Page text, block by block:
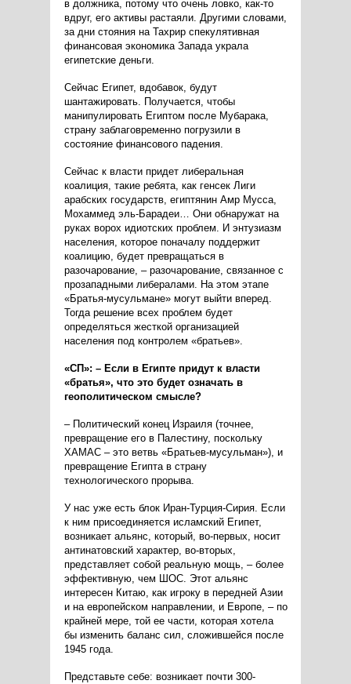
в должника, потому что очень ловко, как-то
вдруг, его активы растаяли. Другими словами,
за дни стояния на Тахрир спекулятивная
финансовая экономика Запада украла
египетские деньги.
Сейчас Египет, вдобавок, будут
шантажировать. Получается, чтобы
манипулировать Египтом после Мубарака,
страну заблаговременно погрузили в
состояние финансового падения.
Сейчас к власти придет либеральная
коалиция, такие ребята, как генсек Лиги
арабских государств, египтянин Амр Мусса,
Мохаммед эль-Барадеи… Они обнаружат на
руках ворох идиотских проблем. И энтузиазм
населения, которое поначалу поддержит
коалицию, будет превращаться в
разочарование, – разочарование, связанное с
прозападными либералами. На этом этапе
«Братья-мусульмане» могут выйти вперед.
Тогда решение всех проблем будет
определяться жесткой организацией
населения под контролем «братьев».
«СП»: – Если в Египте придут к власти
«братья», что это будет означать в
геополитическом смысле?
– Политический конец Израиля (точнее,
превращение его в Палестину, поскольку
ХАМАС – это ветвь «Братьев-мусульман»), и
превращение Египта в страну
технологического прорыва.
У нас уже есть блок Иран-Турция-Сирия. Если
к ним присоединяется исламский Египет,
возникает альянс, который, во-первых, носит
антинатовский характер, во-вторых,
представляет собой реальную мощь, – более
эффективную, чем ШОС. Этот альянс
интересен Китаю, как игроку в передней Азии
и на европейском направлении, и Европе, – по
крайней мере, той ее части, которая хотела
бы изменить баланс сил, сложившейся после
1945 года.
Представьте себе: возникает почти 300-